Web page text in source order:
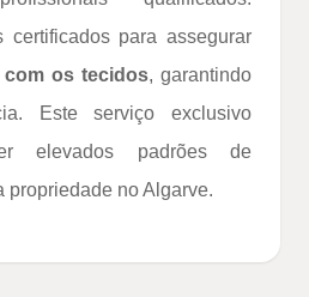
certificados para assegurar
os tecidos, garantindo
Este serviço exclusivo
elevados padrões de
propriedade no Algarve.